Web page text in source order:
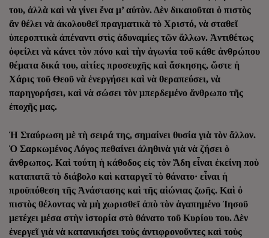
του, ἀλλὰ καὶ νὰ γίνει ἕνα μ’ αὐτὸν. Δὲν δικαιοῦται ὁ πιστὸς
ἄν θέλει νὰ ἀκολουθεῖ πραγματικὰ τὸ Χριστό, νὰ σταθεῖ
ὑπεροπτικὰ ἀπέναντι στὶς ἀδυναμίες τῶν ἄλλων. Ἀντιθέτως
ὀφείλει νὰ κάνει τὸν πόνο καὶ τὴν ἀγωνία τοῦ κάθε ἀνθρώπου
θέματα δικά του, αἰτίες προσευχῆς καὶ ἄσκησης, ὥστε ἡ
Χάρις τοῦ Θεοῦ νὰ ἐνεργήσει καὶ νὰ θεραπεύσει, νὰ
παρηγορήσει, καὶ νὰ σώσει τὸν μπερδεμένο ἄνθρωπο τῆς
ἐποχῆς μας.
Ἡ Σταύρωση μὲ τὴ σειρά της, σημαίνει θυσία γιὰ τὸν ἄλλον.
Ὁ Σαρκωμένος Λόγος πεθαίνει ἀληθινὰ γιὰ νὰ ζήσει ὁ
ἄνθρωπος. Καὶ τούτη ἡ κάθοδος εἰς τὸν Ἅδη εἶναι ἐκείνη ποὺ
καταπατᾶ τὸ διάβολο καὶ καταργεῖ τὸ θάνατο· εἶναι ἡ
προϋπόθεση τῆς Ἀνάστασης καὶ τῆς αἰώνιας ζωῆς. Καὶ ὁ
πιστὸς θέλοντας νὰ μὴ χωρισθεῖ ἀπὸ τὸν ἀγαπημένο Ἰησοῦ
μετέχει μέσα στὴν ἱστορία στὸ θάνατο τοῦ Κυρίου του. Δὲν
ἐνεργεῖ γιὰ νὰ κατανικήσει τοὺς ἀντιφρονοῦντες καὶ τοὺς